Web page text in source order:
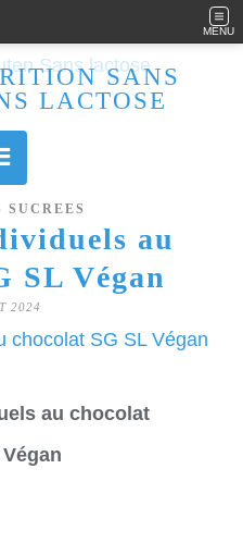
MENU
SANS
LACTOSE
SUCREES
au
SL Végan
2024
au chocolat